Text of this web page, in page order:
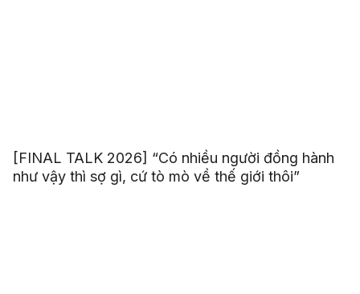
[FINAL TALK 2026] “Có nhiều người đồng hành
như vậy thì sợ gì, cứ tò mò về thế giới thôi”